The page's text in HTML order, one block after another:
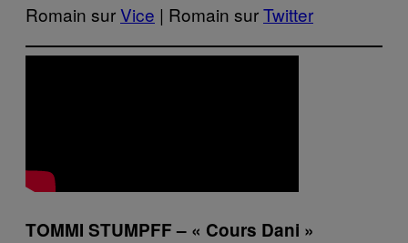
Romain surVice | Romain surTwitter
TOMMI STUMPFF – « Cours Dani »